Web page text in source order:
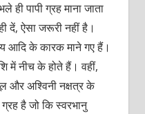
पापी ग्रह माना जाता
दें, ऐसा जरूरी नहीं है।
आदि के कारक माने गए हैं।
में नीच के होते हैं। वहीं,
और अश्विनी नक्षत्र के
है जो कि स्वरभानु